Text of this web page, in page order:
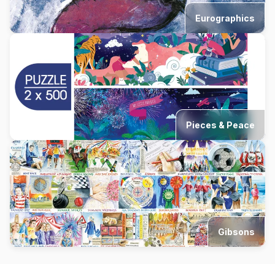
Eurographics
Pieces & Peace
Gibsons